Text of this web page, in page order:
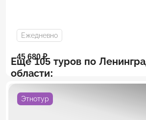
Ежедневно
45 680 ₽
Еще 105 туров по
области:
Этнотур